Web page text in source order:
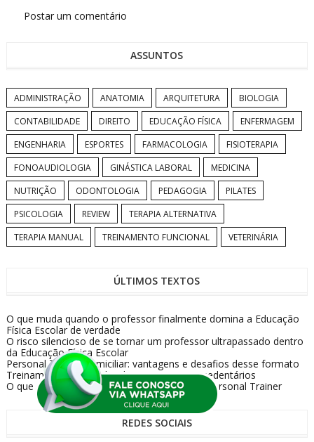
Postar um comentário
ASSUNTOS
ADMINISTRAÇÃO ANATOMIA ARQUITETURA
BIOLOGIA
CONTABILIDADE
DIREITO EDUCAÇÃO FÍSICA
ENFERMAGEM
ENGENHARIA
ESPORTES FARMACOLOGIA
FISIOTERAPIA
FONOAUDIOLOGIA
GINÁSTICA LABORAL
MEDICINA
NUTRIÇÃO
ODONTOLOGIA PEDAGOGIA
PILATES
PSICOLOGIA
REVIEW
TERAPIA ALTERNATIVA
TERAPIA MANUAL
TREINAMENTO FUNCIONAL VETERINÁRIA
ÚLTIMOS TEXTOS
O que muda quando o professor finalmente domina a Educação
Física Escolar de verdade
O risco silencioso de se tornar um professor ultrapassado dentro
da Educação Física Escolar
Personal Trainer domiciliar: vantagens e desafios desse formato
Treinamento personalizado para iniciantes sedentários
O que os alunos realmente esperam de um Personal Trainer
REDES SOCIAIS